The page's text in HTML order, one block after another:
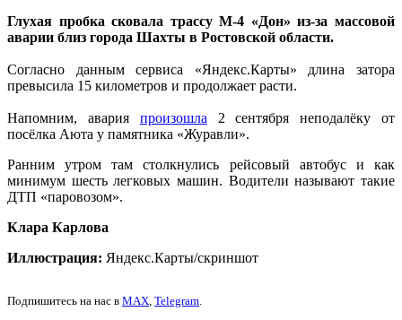
Глухая пробка сковала трассу М-4 «Дон» из-за массовой
аварии близ города Шахты в Ростовской области.
Согласно данным сервиса «Яндекс.Карты» длина затора
превысила 15 километров и продолжает расти.
Напомним, авария произошла 2 сентября неподалёку от
посёлка Аюта у памятника «Журавли».
Ранним утром там столкнулись рейсовый автобус и как
минимум шесть легковых машин. Водители называют такие
ДТП «паровозом».
Клара Карлова
Иллюстрация: Яндекс.Карты/скриншот
Подпишитесь на нас в MAX, Telegram.